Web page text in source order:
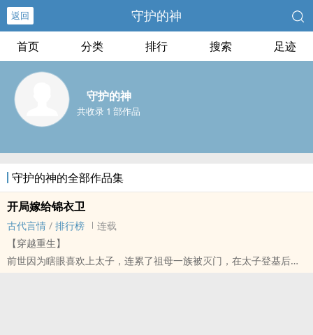
返回 守护的神
首页 分类 排行 搜索 足迹
守护的神
共收录 1 部作品
守护的神的全部作品集
开局嫁给锦衣卫
古代言情 / 排行榜
连载
【穿越重生】
前世因为瞎眼喜欢上太子，连累了祖母一族被灭门，在太子登基后，